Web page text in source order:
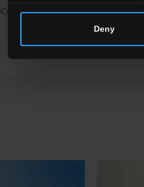
Deny
≥0,60